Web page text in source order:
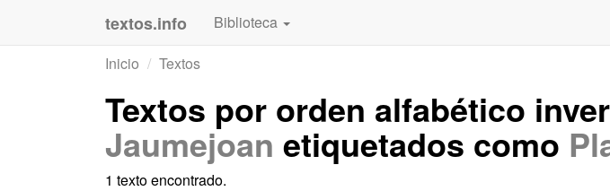
textos.info Biblioteca
Inicio
Textos
Textos por orden alfabético
Jaumejoan etiquetados como
1 texto encontrado.